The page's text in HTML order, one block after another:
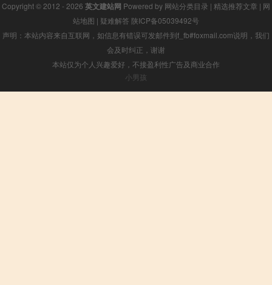
Copyright © 2012 - 2026 英文建站网 Powered by 网站分类目录 | 精选推荐文章 | 网
站地图 | 疑难解答 陕ICP备05039492号
声明：本站内容来自互联网，如信息有错误可发邮件到f_fb#foxmail.com说明，我们
会及时纠正，谢谢
本站仅为个人兴趣爱好，不接盈利性广告及商业合作
小男孩